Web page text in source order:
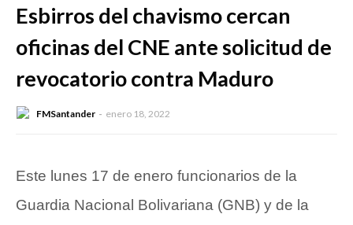
Esbirros del chavismo cercan
oficinas del CNE ante solicitud de
revocatorio contra Maduro
FMSantander enero 18, 2022
Este lunes 17 de enero funcionarios de la
Guardia Nacional Bolivariana (GNB) y de la